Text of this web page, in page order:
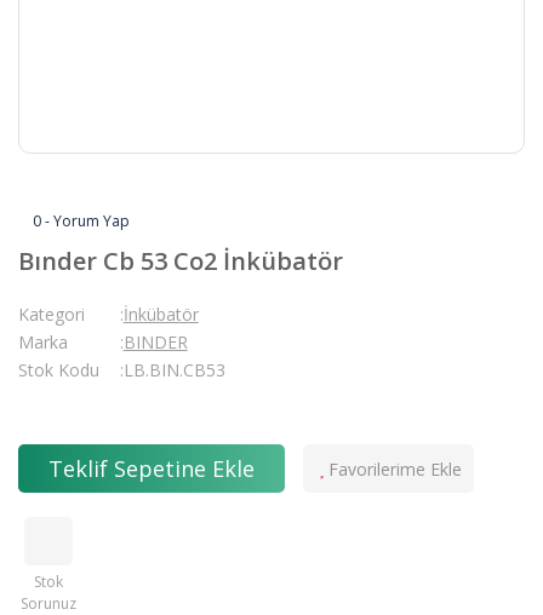
0 - Yorum Yap
Bınder Cb 53 Co2 İnkübatör
Kategori
İnkübatör
Marka
BINDER
Stok Kodu
LB.BIN.CB53
Teklif Sepetine Ekle
Stok
Sorunuz